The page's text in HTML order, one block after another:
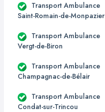
Transport Ambulance
Saint-Romain-de-Monpazier
Transport Ambulance
Vergt-de-Biron
Transport Ambulance
Champagnac-de-Bélair
Transport Ambulance
Condat-sur-Trincou